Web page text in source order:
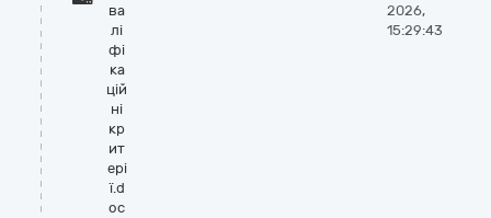
ва
лі
фі
ка
цій
ні
кр
ит
ері
ї.d
oc
2026,
15:29:43